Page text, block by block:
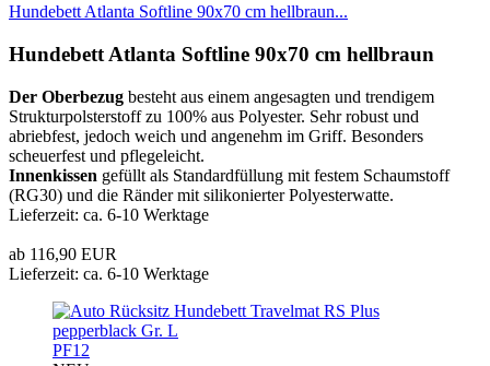
Hundebett Atlanta Softline 90x70 cm hellbraun...
Hundebett Atlanta Softline 90x70 cm hellbraun
Der Oberbezug besteht aus einem angesagten und trendigem
Strukturpolsterstoff zu 100% aus Polyester. Sehr robust und
abriebfest, jedoch weich und angenehm im Griff. Besonders
scheuerfest und pflegeleicht.
Innenkissen gefüllt als Standardfüllung mit festem Schaumstoff
(RG30) und die Ränder mit silikonierter Polyesterwatte.
Lieferzeit: ca. 6-10 Werktage
ab 116,90 EUR
Lieferzeit: ca. 6-10 Werktage
PF12